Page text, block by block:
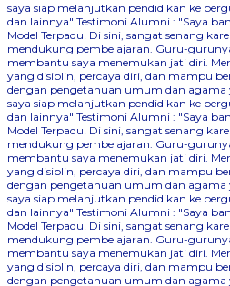
saya siap melanjutkan pendidikan ke
dan lainnya" Testimoni Alumni : "Saya
Model Terpadu! Di sini, sangat senang
mendukung pembelajaran. Guru-
membantu saya menemukan jati diri.
yang disiplin, percaya diri, dan mampu
dengan pengetahuan umum dan
saya siap melanjutkan pendidikan ke
dan lainnya" Testimoni Alumni : "Saya
Model Terpadu! Di sini, sangat senang
mendukung pembelajaran. Guru-
membantu saya menemukan jati diri.
yang disiplin, percaya diri, dan mampu
dengan pengetahuan umum dan
saya siap melanjutkan pendidikan ke
dan lainnya" Testimoni Alumni : "Saya
Model Terpadu! Di sini, sangat senang
mendukung pembelajaran. Guru-
membantu saya menemukan jati diri.
yang disiplin, percaya diri, dan mampu
dengan pengetahuan umum dan